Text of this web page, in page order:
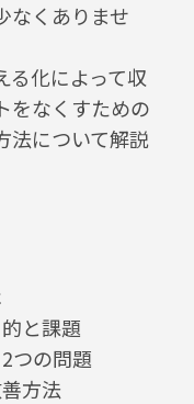
なくありませ
る化によって収
をなくすための
法について解説
と課題
つの問題
方法